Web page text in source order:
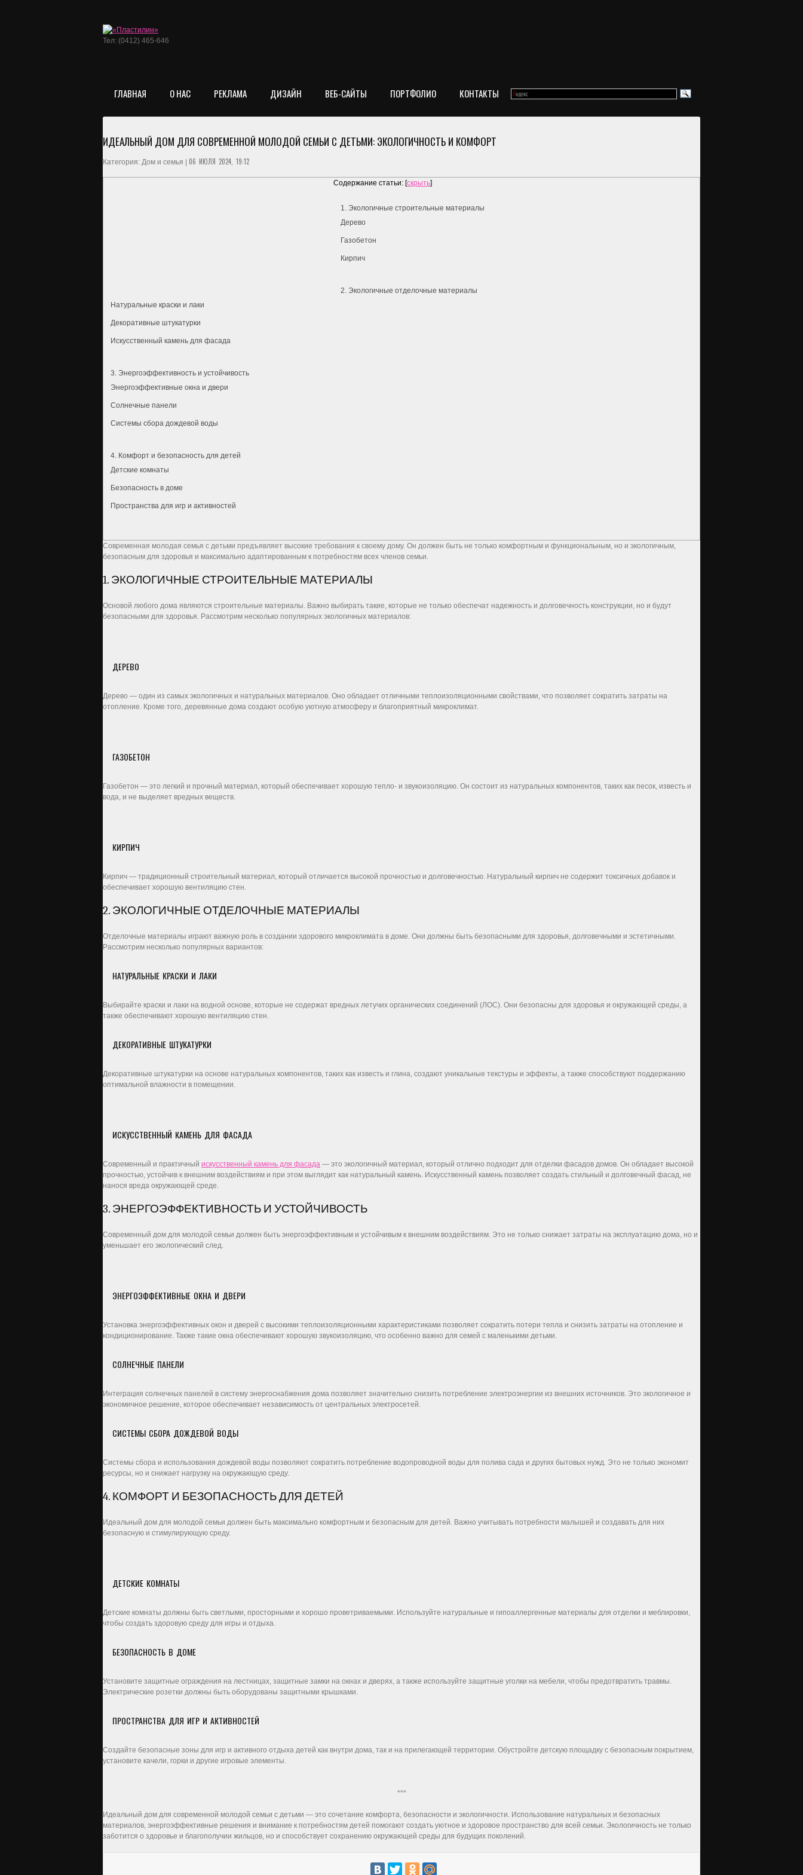
Тел: (0412) 465-646
ГЛАВНАЯ О НАС РЕКЛАМА ДИЗАЙН ВЕБ-САЙТЫ ПОРТФОЛИО КОНТАКТЫ
ИДЕАЛЬНЫЙ ДОМ ДЛЯ СОВРЕМЕННОЙ МОЛОДОЙ СЕМЬИ С ДЕТЬМИ: ЭКОЛОГИЧНОСТЬ И КОМФОРТ
Категория: Дом и семья | 06 ИЮЛЯ 2024, 19:12
Содержание статьи: [скрыть]
1. Экологичные строительные материалы
Дерево
Газобетон
Кирпич
2. Экологичные отделочные материалы
Натуральные краски и лаки
Декоративные штукатурки
Искусственный камень для фасада
3. Энергоэффективность и устойчивость
Энергоэффективные окна и двери
Солнечные панели
Системы сбора дождевой воды
4. Комфорт и безопасность для детей
Детские комнаты
Безопасность в доме
Пространства для игр и активностей
Современная молодая семья с детьми предъявляет высокие требования к своему дому. Он должен быть не только комфортным и функциональным, но и экологичным,
безопасным для здоровья и максимально адаптированным к потребностям всех членов семьи.
1. ЭКОЛОГИЧНЫЕ СТРОИТЕЛЬНЫЕ МАТЕРИАЛЫ
Основой любого дома являются строительные материалы. Важно выбирать такие, которые не только обеспечат надежность и долговечность конструкции, но и будут
безопасными для здоровья. Рассмотрим несколько популярных экологичных материалов:
ДЕРЕВО
Дерево — один из самых экологичных и натуральных материалов. Оно обладает отличными теплоизоляционными свойствами, что позволяет сократить затраты на
отопление. Кроме того, деревянные дома создают особую уютную атмосферу и благоприятный микроклимат.
ГАЗОБЕТОН
Газобетон — это легкий и прочный материал, который обеспечивает хорошую тепло- и звукоизоляцию. Он состоит из натуральных компонентов, таких как песок, известь и
вода, и не выделяет вредных веществ.
КИРПИЧ
Кирпич — традиционный строительный материал, который отличается высокой прочностью и долговечностью. Натуральный кирпич не содержит токсичных добавок и
обеспечивает хорошую вентиляцию стен.
2. ЭКОЛОГИЧНЫЕ ОТДЕЛОЧНЫЕ МАТЕРИАЛЫ
Отделочные материалы играют важную роль в создании здорового микроклимата в доме. Они должны быть безопасными для здоровья, долговечными и эстетичными.
Рассмотрим несколько популярных вариантов:
НАТУРАЛЬНЫЕ КРАСКИ И ЛАКИ
Выбирайте краски и лаки на водной основе, которые не содержат вредных летучих органических соединений (ЛОС). Они безопасны для здоровья и окружающей среды, а
также обеспечивают хорошую вентиляцию стен.
ДЕКОРАТИВНЫЕ ШТУКАТУРКИ
Декоративные штукатурки на основе натуральных компонентов, таких как известь и глина, создают уникальные текстуры и эффекты, а также способствуют поддержанию
оптимальной влажности в помещении.
ИСКУССТВЕННЫЙ КАМЕНЬ ДЛЯ ФАСАДА
Современный и практичный искусственный камень для фасада — это экологичный материал, который отлично подходит для отделки фасадов домов. Он обладает высокой
прочностью, устойчив к внешним воздействиям и при этом выглядит как натуральный камень. Искусственный камень позволяет создать стильный и долговечный фасад, не
нанося вреда окружающей среде.
3. ЭНЕРГОЭФФЕКТИВНОСТЬ И УСТОЙЧИВОСТЬ
Современный дом для молодой семьи должен быть энергоэффективным и устойчивым к внешним воздействиям. Это не только снижает затраты на эксплуатацию дома, но и
уменьшает его экологический след.
ЭНЕРГОЭФФЕКТИВНЫЕ ОКНА И ДВЕРИ
Установка энергоэффективных окон и дверей с высокими теплоизоляционными характеристиками позволяет сократить потери тепла и снизить затраты на отопление и
кондиционирование. Также такие окна обеспечивают хорошую звукоизоляцию, что особенно важно для семей с маленькими детьми.
СОЛНЕЧНЫЕ ПАНЕЛИ
Интеграция солнечных панелей в систему энергоснабжения дома позволяет значительно снизить потребление электроэнергии из внешних источников. Это экологичное и
экономичное решение, которое обеспечивает независимость от центральных электросетей.
СИСТЕМЫ СБОРА ДОЖДЕВОЙ ВОДЫ
Системы сбора и использования дождевой воды позволяют сократить потребление водопроводной воды для полива сада и других бытовых нужд. Это не только экономит
ресурсы, но и снижает нагрузку на окружающую среду.
4. КОМФОРТ И БЕЗОПАСНОСТЬ ДЛЯ ДЕТЕЙ
Идеальный дом для молодой семьи должен быть максимально комфортным и безопасным для детей. Важно учитывать потребности малышей и создавать для них
безопасную и стимулирующую среду.
ДЕТСКИЕ КОМНАТЫ
Детские комнаты должны быть светлыми, просторными и хорошо проветриваемыми. Используйте натуральные и гипоаллергенные материалы для отделки и меблировки,
чтобы создать здоровую среду для игры и отдыха.
БЕЗОПАСНОСТЬ В ДОМЕ
Установите защитные ограждения на лестницах, защитные замки на окнах и дверях, а также используйте защитные уголки на мебели, чтобы предотвратить травмы.
Электрические розетки должны быть оборудованы защитными крышками.
ПРОСТРАНСТВА ДЛЯ ИГР И АКТИВНОСТЕЙ
Создайте безопасные зоны для игр и активного отдыха детей как внутри дома, так и на прилегающей территории. Обустройте детскую площадку с безопасным покрытием,
установите качели, горки и другие игровые элементы.
***
Идеальный дом для современной молодой семьи с детьми — это сочетание комфорта, безопасности и экологичности. Использование натуральных и безопасных
материалов, энергоэффективные решения и внимание к потребностям детей помогают создать уютное и здоровое пространство для всей семьи. Экологичность не только
заботится о здоровье и благополучии жильцов, но и способствует сохранению окружающей среды для будущих поколений.